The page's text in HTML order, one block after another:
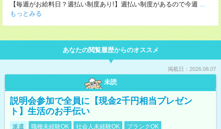
【毎週がお給料日？週払い制度あり!】週払い制度があるので今週 ...
もっとみる
あなたの閲覧履歴からのオススメ
掲載日：2026.08.07
未読
説明会参加で全員に【現金2千円相当プレゼン
ト】生活のお手伝い
派遣 職種未経験OK 社会人未経験OK
ブランクOK